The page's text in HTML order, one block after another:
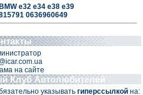
е32 е34 е38 е39
0636960649
на сайте
Клуб Автолюбителей
указывать гиперссылкойна: